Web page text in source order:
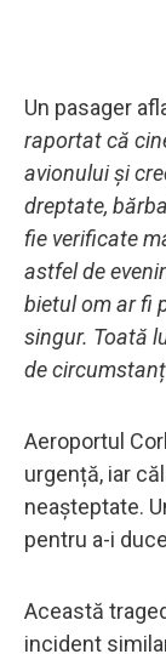
Un pasager
raportat că
avionului și
dreptate,
fie verificate
astfel de
bietul om ar fi
singur. Toată
de
Aeroportul
urgență, iar
neașteptate.
pentru a-i
Această
incident